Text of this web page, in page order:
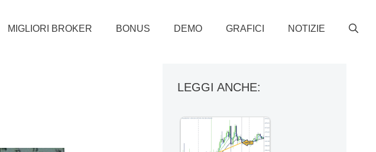
MIGLIORI BROKER BONUS DEMO GRAFICI NOTIZIE
LEGGI ANCHE: